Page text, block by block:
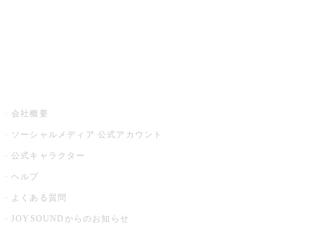
会社概要
ソーシャルメディア 公式アカウント
公式キャラクター
ヘルプ
よくある質問
JOYSOUNDからのお知らせ